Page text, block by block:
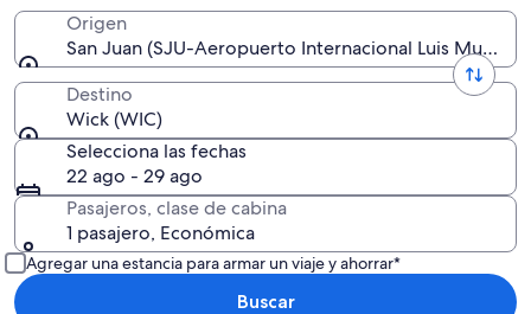
Origen
San Juan (SJU-Aeropuerto Internacional Luis Muñoz
Destino
Wick (WIC)
Selecciona las fechas
22 ago - 29 ago
Pasajeros, clase de cabina
1 pasajero, Económica
Agregar una estancia para armar un viaje y ahorrar*
Buscar